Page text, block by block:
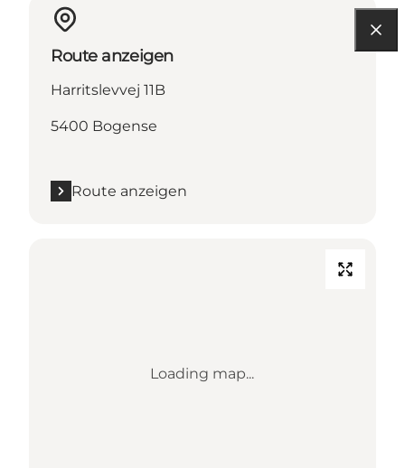
Route anzeigen
Harritslevvej 11B
5400 Bogense
Route anzeigen
Loading map...